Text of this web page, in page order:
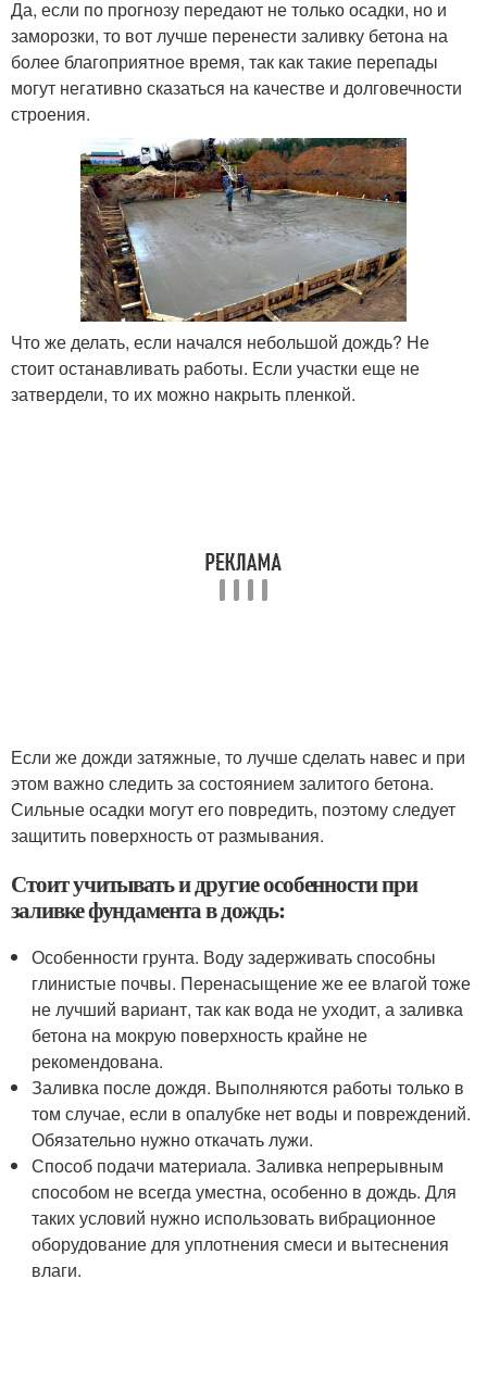
Да, если по прогнозу передают не только осадки, но и
заморозки, то вот лучше перенести заливку бетона на
более благоприятное время, так как такие перепады
могут негативно сказаться на качестве и долговечности
строения.
Что же делать, если начался небольшой дождь? Не
стоит останавливать работы. Если участки еще не
затвердели, то их можно накрыть пленкой.
Если же дожди затяжные, то лучше сделать навес и при
этом важно следить за состоянием залитого бетона.
Сильные осадки могут его повредить, поэтому следует
защитить поверхность от размывания.
Стоит учитывать и другие особенности при
заливке фундамента в дождь:
Особенности грунта. Воду задерживать способны
глинистые почвы. Перенасыщение же ее влагой тоже
не лучший вариант, так как вода не уходит, а заливка
бетона на мокрую поверхность крайне не
рекомендована.
Заливка после дождя. Выполняются работы только в
том случае, если в опалубке нет воды и повреждений.
Обязательно нужно откачать лужи.
Способ подачи материала. Заливка непрерывным
способом не всегда уместна, особенно в дождь. Для
таких условий нужно использовать вибрационное
оборудование для уплотнения смеси и вытеснения
влаги.